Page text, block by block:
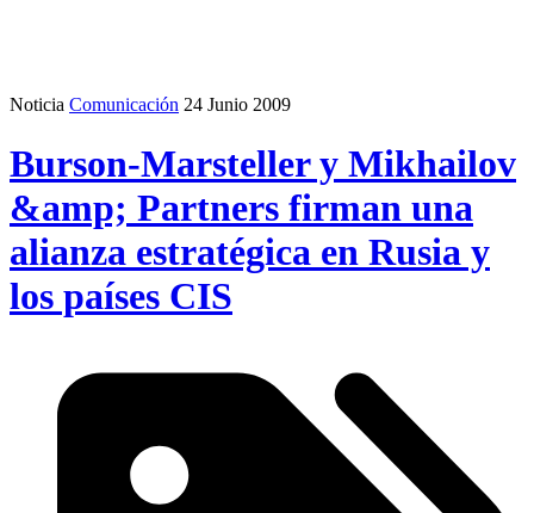
Noticia Comunicación 24 Junio 2009
Burson-Marsteller y Mikhailov
&amp; Partners firman una
alianza estratégica en Rusia y
los países CIS